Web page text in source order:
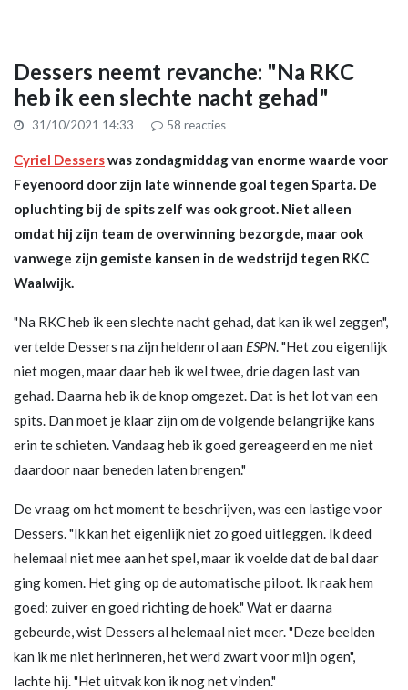
Dessers neemt revanche: "Na RKC
heb ik een slechte nacht gehad"
31/10/2021 14:33 58 reacties
Cyriel Desserswas zondagmiddag van enorme waarde voor
Feyenoord door zijn late winnende goal tegen Sparta. De
opluchting bij de spits zelf was ook groot. Niet alleen
omdat hij zijn team de overwinning bezorgde, maar ook
vanwege zijn gemiste kansen in de wedstrijd tegen RKC
Waalwijk.
"Na RKC heb ik een slechte nacht gehad, dat kan ik wel zeggen",
vertelde Dessers na zijn heldenrol aan ESPN. "Het zou eigenlijk
niet mogen, maar daar heb ik wel twee, drie dagen last van
gehad. Daarna heb ik de knop omgezet. Dat is het lot van een
spits. Dan moet je klaar zijn om de volgende belangrijke kans
erin te schieten. Vandaag heb ik goed gereageerd en me niet
daardoor naar beneden laten brengen."
De vraag om het moment te beschrijven, was een lastige voor
Dessers. "Ik kan het eigenlijk niet zo goed uitleggen. Ik deed
helemaal niet mee aan het spel, maar ik voelde dat de bal daar
ging komen. Het ging op de automatische piloot. Ik raak hem
goed: zuiver en goed richting de hoek." Wat er daarna
gebeurde, wist Dessers al helemaal niet meer. "Deze beelden
kan ik me niet herinneren, het werd zwart voor mijn ogen",
lachte hij. "Het uitvak kon ik nog net vinden."